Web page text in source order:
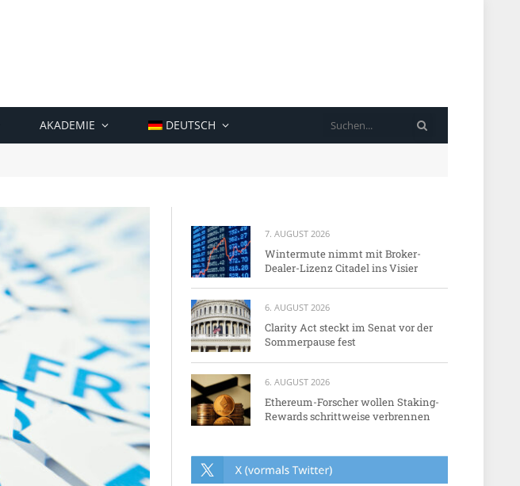
AKADEMIE DEUTSCH
7. AUGUST 2026
Wintermute nimmt mit Broker-
Dealer-Lizenz Citadel ins Visier
6. AUGUST 2026
Clarity Act steckt im Senat vor der
Sommerpause fest
6. AUGUST 2026
Ethereum-Forscher wollen Staking-
Rewards schrittweise verbrennen